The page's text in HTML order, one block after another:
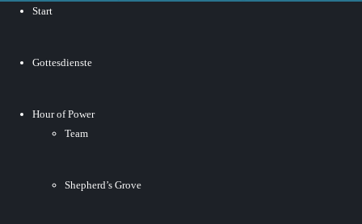
Start
Gottesdienste
Hour of Power
Team
Shepherd’s Grove